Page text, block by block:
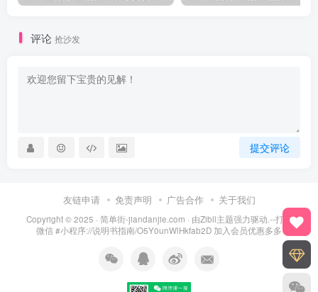
评论 抢沙发
提交评论
友链申请 免责声明 广告合作 关于我们
Copyright © 2025 · 简单街-jiandanjie.com · 由Zibll主题强力驱动.--打开
微信 #小程序://说明书指南/O5Y0unWlHkfab2D 加入会员优惠多多